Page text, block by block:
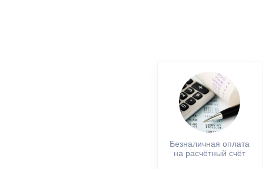
Безналичная оплата
на расчётный счёт